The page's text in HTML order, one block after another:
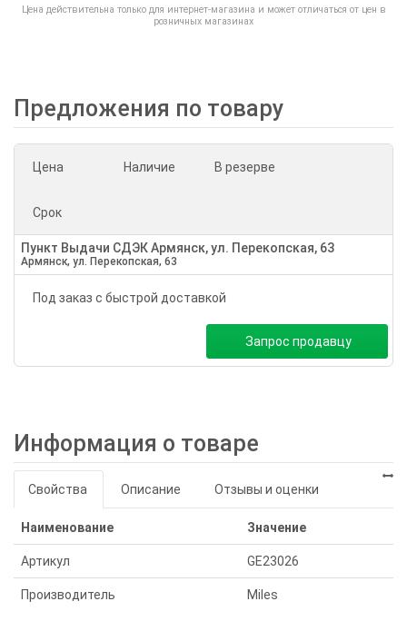
Цена действительна только для интернет-магазина и может отличаться от цен в
розничных магазинах
Предложения по товару
Цена Наличие В резерве
Срок
Пункт Выдачи СДЭК Армянск, ул. Перекопская, 63
Армянск, ул. Перекопская, 63
Под заказ с быстрой доставкой
Запрос продавцу
Информация о товаре
Свойства Описание Отзывы и оценки
Наименование Значение
Артикул GE23026
Производитель Miles